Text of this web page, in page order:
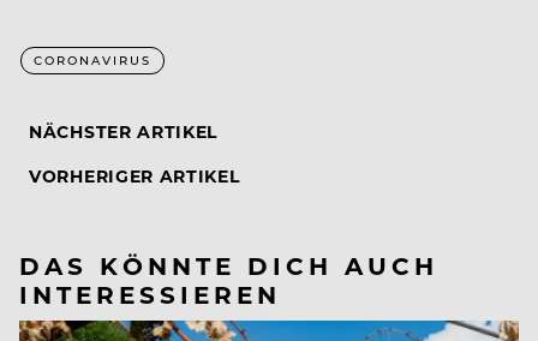
CORONAVIRUS
NÄCHSTER ARTIKEL
VORHERIGER ARTIKEL
DAS KÖNNTE DICH AUCH
INTERESSIEREN